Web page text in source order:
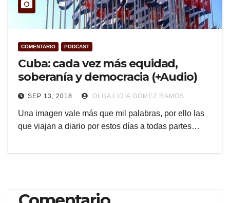
COMENTARIO PODCAST
Cuba: cada vez más equidad,
soberanía y democracia (+Audio)
SEP 13, 2018 OLGA LIDIA GÓMEZ RAMOS
Una imagen vale más que mil palabras, por ello las
que viajan a diario por estos días a todas partes…